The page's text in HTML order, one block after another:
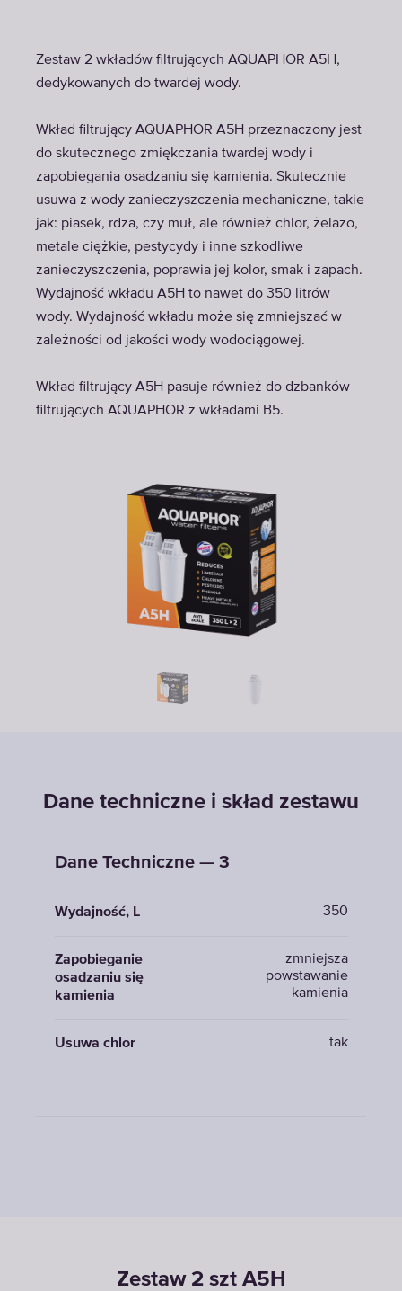
Zestaw 2 wkładów filtrujących AQUAPHOR A5H,
dedykowanych do twardej wody.
Wkład filtrujący AQUAPHOR A5H przeznaczony jest
do skutecznego zmiękczania twardej wody i
zapobiegania osadzaniu się kamienia. Skutecznie
usuwa z wody zanieczyszczenia mechaniczne, takie
jak: piasek, rdza, czy muł, ale również chlor, żelazo,
metale ciężkie, pestycydy i inne szkodliwe
zanieczyszczenia, poprawia jej kolor, smak i zapach.
Wydajność wkładu A5H to nawet do 350 litrów
wody. Wydajność wkładu może się zmniejszać w
zależności od jakości wody wodociągowej.
Wkład filtrujący A5H pasuje również do dzbanków
filtrujących AQUAPHOR z wkładami B5.
Dane techniczne i skład zestawu
Dane Techniczne — 3
Wydajność, L 350
Zapobieganie
osadzaniu się
kamienia
zmniejsza
powstawanie
kamienia
Usuwa chlor tak
Zestaw 2 szt A5H